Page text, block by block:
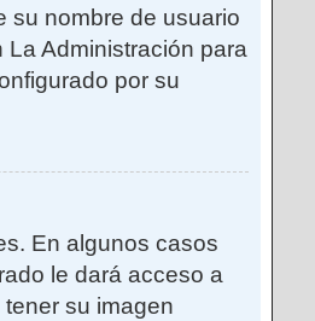
su nombre de usuario
Administración para
por su
En algunos casos
le dará acceso a
su imagen